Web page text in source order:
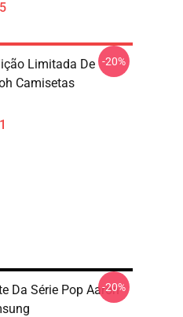
Limitada De
Camisetas
-20%
Da Série Pop Aaron
-20%